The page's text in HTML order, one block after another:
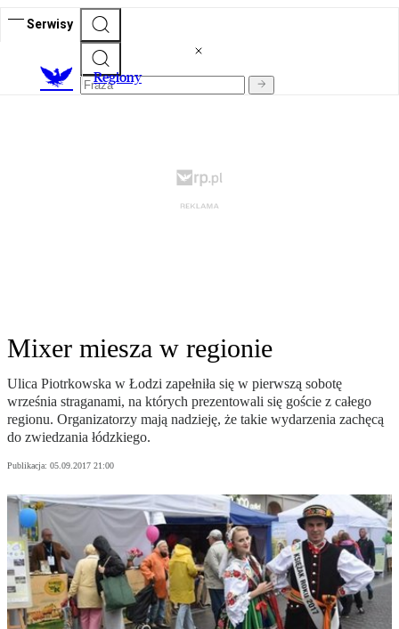
Serwisy
Regiony
Mixer miesza w regionie
Ulica Piotrkowska w Łodzi zapełniła się w pierwszą sobotę
września straganami, na których prezentowali się goście z całego
regionu. Organizatorzy mają nadzieję, że takie wydarzenia zachęcą
do zwiedzania łódzkiego.
Publikacja: 05.09.2017 21:00